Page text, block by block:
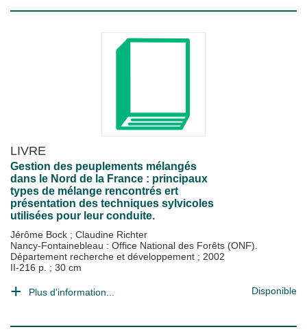
LIVRE
Gestion des peuplements mélangés
dans le Nord de la France : principaux
types de mélange rencontrés ert
présentation des techniques sylvicoles
utilisées pour leur conduite.
Jérôme Bock ; Claudine Richter
Nancy-Fontainebleau : Office National des Forêts (ONF).
Département recherche et développement ; 2002
II-216 p. ; 30 cm
Plus d'information... Disponible